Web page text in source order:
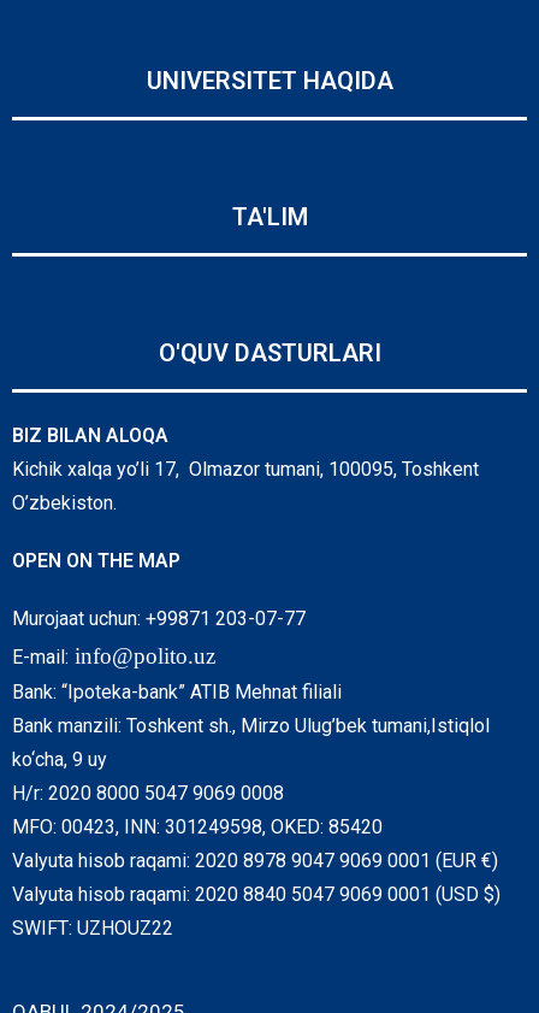
UNIVERSITET HAQIDA
TA'LIM
O'QUV DASTURLARI
BIZ BILAN ALOQA
Kichik xalqa yo’li 17, Olmazor tumani, 100095, Toshkent
O’zbekiston.
OPEN ON THE MAP
Murojaat uchun: +99871 203-07-77
E-mail: info@polito.uz
Bank: “Ipoteka-bank” ATIB Mehnat filiali
Bank manzili: Toshkent sh., Mirzo Ulug’bek tumani,Istiqlol
ko‘cha, 9 uy
H/r: 2020 8000 5047 9069 0008
MFO: 00423, INN: 301249598, OKED: 85420
Valyuta hisob raqami: 2020 8978 9047 9069 0001 (EUR €)
Valyuta hisob raqami: 2020 8840 5047 9069 0001 (USD $)
SWIFT: UZHOUZ22